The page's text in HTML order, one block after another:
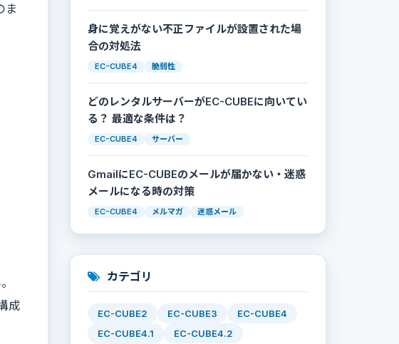
ま
成
身に覚えがない不正ファイルが設置された場
合の対処法
EC-CUBE4 脆弱性
どのレンタルサーバーがEC-CUBEに向いてい
る？ 最適な条件は？
EC-CUBE4 サーバー
GmailにEC-CUBEのメールが届かない・迷惑
メールになる時の対策
EC-CUBE4 メルマガ 迷惑メール
カテゴリ
EC-CUBE2 EC-CUBE3
EC-CUBE4
EC-CUBE4.1
EC-CUBE4.2